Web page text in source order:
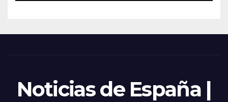
Noticias de España |